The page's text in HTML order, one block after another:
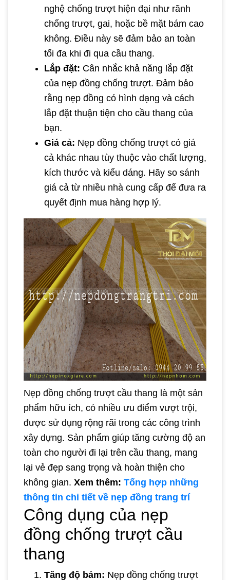
nghệ chống trượt hiện đại như rãnh
chống trượt, gai, hoặc bề mặt bám cao
không. Điều này sẽ đảm bảo an toàn
tối đa khi đi qua cầu thang.
Lắp đặt: Cân nhắc khả năng lắp đặt
của nẹp đồng chống trượt. Đảm bảo
rằng nẹp đồng có hình dạng và cách
lắp đặt thuận tiện cho cầu thang của
bạn.
Giá cả: Nẹp đồng chống trượt có giá
cả khác nhau tùy thuộc vào chất lượng,
kích thước và kiểu dáng. Hãy so sánh
giá cả từ nhiều nhà cung cấp để đưa ra
quyết định mua hàng hợp lý.
Nẹp đồng chống trượt cầu thang là một sản
phẩm hữu ích, có nhiều ưu điểm vượt trội,
được sử dụng rộng rãi trong các công trình
xây dựng. Sản phẩm giúp tăng cường độ an
toàn cho người đi lại trên cầu thang, mang
lại vẻ đẹp sang trọng và hoàn thiện cho
không gian. Xem thêm: Tổng hợp những
thông tin chi tiết về nẹp đồng trang trí
Công dụng của nẹp
đồng chống trượt cầu
thang
Tăng độ bám: Nẹp đồng chống trượt